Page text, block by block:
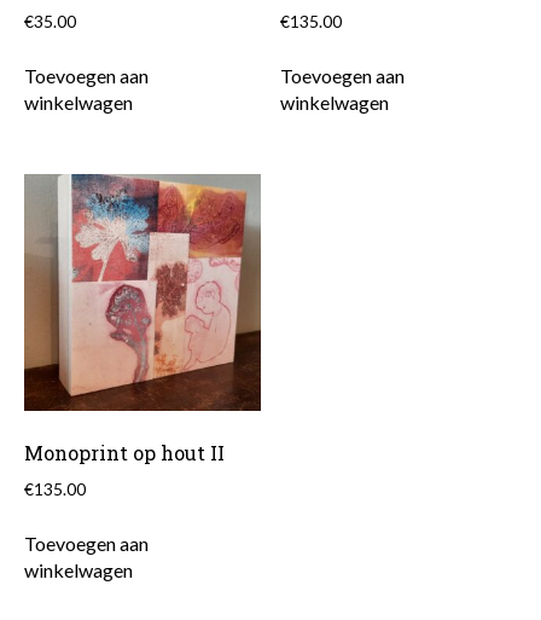
€35.00
Toevoegen aan
winkelwagen
€135.00
Toevoegen aan
winkelwagen
Monoprint op hout II
€135.00
Toevoegen aan
winkelwagen